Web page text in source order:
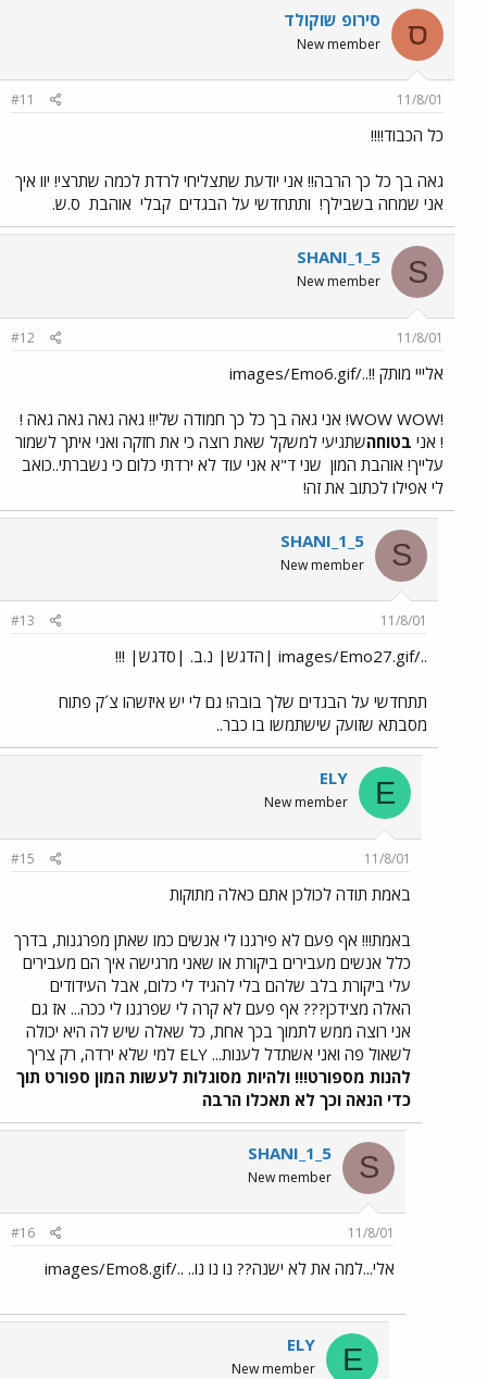
ס סירופ שוקולד
New member
11/8/01
#11
כל הכבוד!!!!
גאה בך כל כך הרבה!! אני יודעת שתצליחי לרדת לכמה שתרצי! יוו איך
אני שמחה בשבילך! ותתחדשי על הבגדים קבלי אוהבת ס.ש.
S
SHANI_1_5
New member
11/8/01
#12
אלייי מותק !!../images/Emo6.gif
!WOW WOW! אני גאה בך כל כך חמודה שלי!! גאה גאה גאה גאה !
! אני בטוחהשתגיעי למשקל שאת רוצה כי את חזקה ואני איתך לשמור
עלייך! אוהבת המון שני ד"א אני עוד לא ירדתי כלום כי נשברתי..כואב
לי אפילו לכתוב את זה!
S
SHANI_1_5
New member
11/8/01
#13
../images/Emo27.gif |הדגש| נ.ב. |סדגש| !!!
תתחדשי על הבגדים שלך בובה! גם לי יש איזשהו צ´ק פתוח
מסבתא שזועק שישתמשו בו כבר..
E
ELY
New member
11/8/01
#15
באמת תודה לכולכן אתם כאלה מתוקות
באמת!!! אף פעם לא פירגנו לי אנשים כמו שאתן מפרגנות, בדרך
כלל אנשים מעבירים ביקורת או שאני מרגישה איך הם מעבירים
עלי ביקורת בלב שלהם בלי להגיד לי כלום, אבל העידודים
האלה מצידכן??? אף פעם לא קרה לי שפרגנו לי ככה... אז גם
אני רוצה ממש לתמוך בכך אחת, כל שאלה שיש לה היא יכולה
לשאול פה ואני אשתדל לענות... ELY למי שלא ירדה, רק צריך
להנות מספורט!!! ולהיות מסוגלות לעשות המון ספורט תוך
כדי הנאה וכך לא תאכלו הרבה
S
SHANI_1_5
New member
11/8/01
#16
אלי...למה את לא ישנה?? נו נו נו.. ../images/Emo8.gif
E
ELY
New member